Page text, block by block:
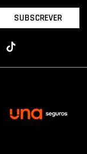
SUBSCREVER